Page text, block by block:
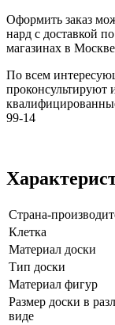
Оформить заказ
нард с доставкой
магазинах в
По всем
99-14
Страна-
Клетка
Материал доски
Тип доски
Материал фигур
Размер доски в
виде